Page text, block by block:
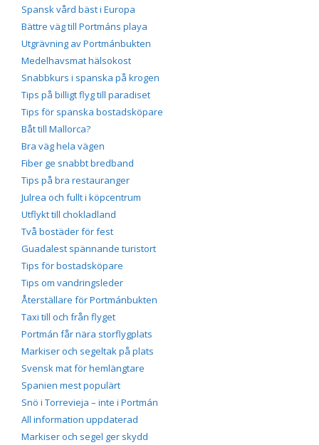
Spansk vård bäst i Europa
Bättre väg till Portmáns playa
Utgrävning av Portmánbukten
Medelhavsmat hälsokost
Snabbkurs i spanska på krogen
Tips på billigt flyg till paradiset
Tips för spanska bostadsköpare
Båt till Mallorca?
Bra väg hela vägen
Fiber ge snabbt bredband
Tips på bra restauranger
Julrea och fullt i köpcentrum
Utflykt till chokladland
Två bostäder för fest
Guadalest spännande turistort
Tips för bostadsköpare
Tips om vandringsleder
Återställare för Portmánbukten
Taxi till och från flyget
Portmán får nära storflygplats
Markiser och segeltak på plats
Svensk mat för hemlängtare
Spanien mest populärt
Snö i Torrevieja – inte i Portmán
All information uppdaterad
Markiser och segel ger skydd